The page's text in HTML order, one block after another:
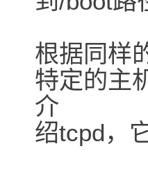
根据同样
特定的主
介
绍tcpd，